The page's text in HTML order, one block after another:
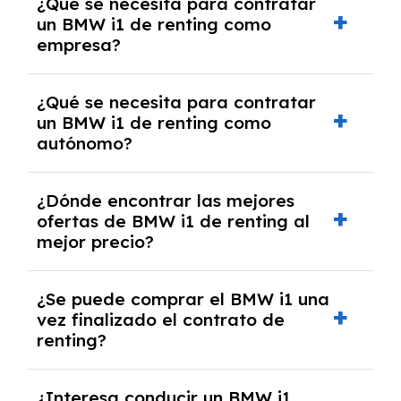
y, en algunos casos, una consulta de solvencia
crediticia y un pago inicial.
un BMW i1 de renting como
empresa?
documentación financiera y, en algunos
casos, un informe de solvencia de la empresa
y un pago inicial.
¿Qué se necesita para contratar
un BMW i1 de renting como
autónomo?
autónomos, justificante de ingresos y, en
algunos casos, un informe fiscal y un pago
inicial.
¿Dónde encontrar las mejores
ofertas de BMW i1 de renting al
mejor precio?
mejores ofertas de vehículos de renting con
todos los gastos incluidos y sin pagar
entradas.
¿Se puede comprar el BMW i1 una
vez finalizado el contrato de
renting?